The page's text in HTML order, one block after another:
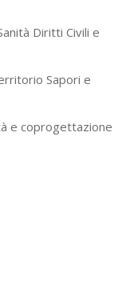
Diritti Civili e
Sapori e
e coprogettazione